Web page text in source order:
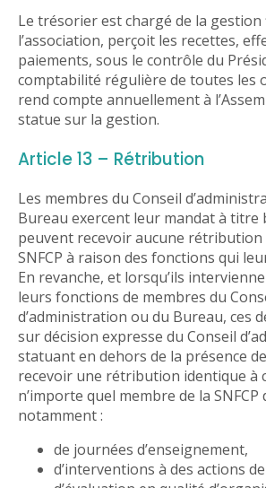
Le trésorier est chargé de la gestion
l’association, perçoit les recettes,
paiements, sous le contrôle du
comptabilité régulière de toutes les
rend compte annuellement à
statue sur la gestion.
Article 13 – Rétribution
Les membres du Conseil
Bureau exercent leur mandat à titre
peuvent recevoir aucune rétribution
SNFCP à raison des fonctions qui
En revanche, et lorsqu’ils
leurs fonctions de membres du
d’administration ou du Bureau, ces
sur décision expresse du Conseil
statuant en dehors de la présence
recevoir une rétribution identique à
n’importe quel membre de la SNFCP
notamment :
de journées d’enseignement,
d’interventions à des actions